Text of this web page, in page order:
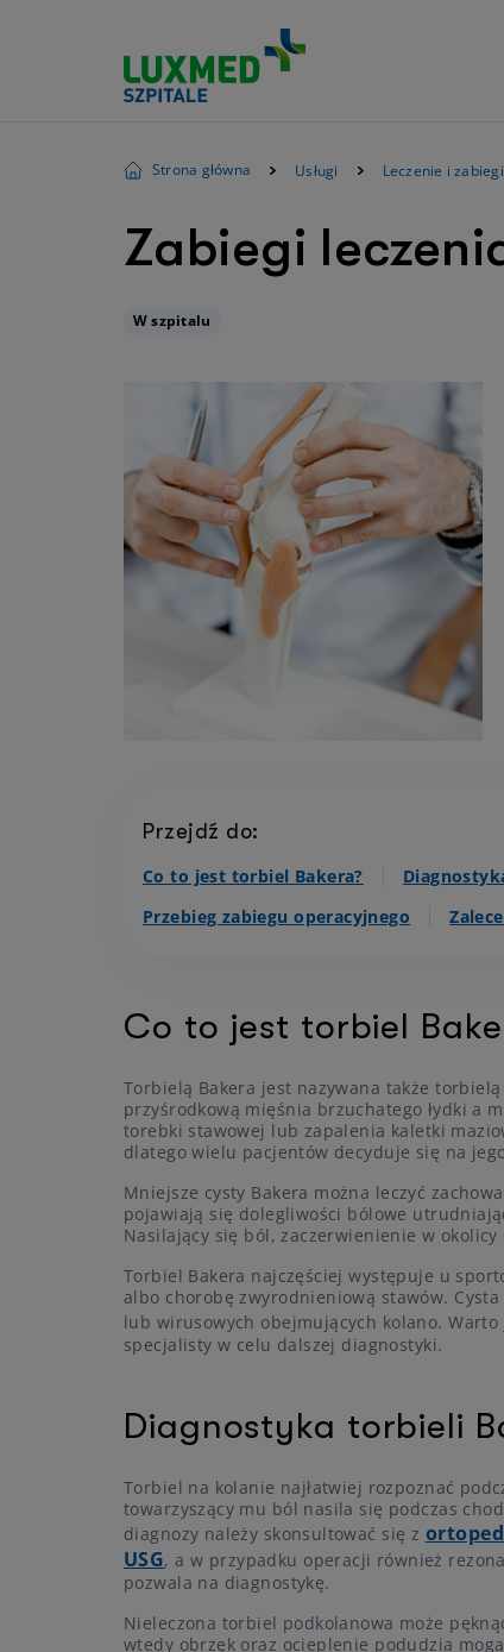
Strona główna Usługi Leczenie i zabiegi
Zabiegi
W szpitalu
Przejdź do:
Co to jest torbiel Bakera?
Przebieg zabiegu operacyjnego
Co to jest torbiel
Torbielą Bakera jest nazywana także
przyśrodkową mięśnia brzuchatego łydki a
torebki stawowej lub zapalenia kaletki
dlatego wielu pacjentów decyduje się na
Mniejsze cysty Bakera można leczyć
pojawiają się dolegliwości bólowe
Nasilający się ból, zaczerwienienie w
Torbiel Bakera najczęściej występuje u
albo chorobę zwyrodnieniową stawów.
lub wirusowych obejmujących kolano.
specjalisty w celu dalszej diagnostyki.
Diagnostyka torbieli
Torbiel na kolanie najłatwiej rozpoznać
towarzyszący mu ból nasila się podczas
diagnozy należy skonsultować się z
USG, a w przypadku operacji również
pozwala na diagnostykę.
Nieleczona torbiel podkolanowa może
wtedy obrzęk oraz ocieplenie podudzia